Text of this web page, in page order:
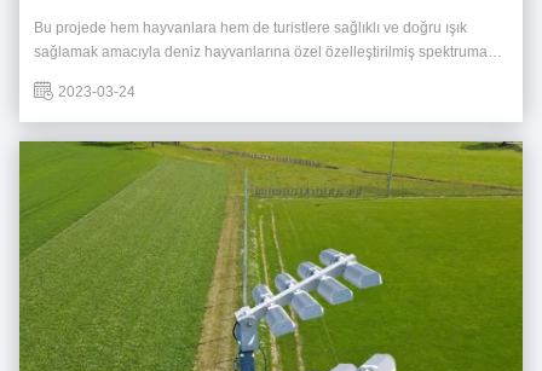
Bu projede hem hayvanlara hem de turistlere sağlıklı ve doğru ışık
sağlamak amacıyla deniz hayvanlarına özel özelleştirilmiş spektruma
yapılan bu değişimden sonra %60 enerji tasarrufu sağlandı. Bazı
uygulamalarda yüksek lümen ...
2023-03-24